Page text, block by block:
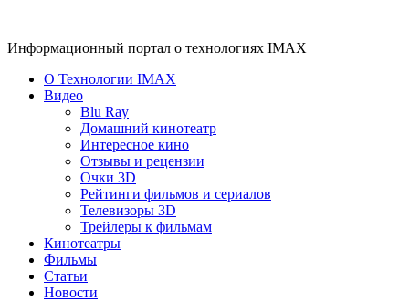
Информационный портал о технологиях IMAX
О Технологии IMAX
Видео
Blu Ray
Домашний кинотеатр
Интересное кино
Отзывы и рецензии
Очки 3D
Рейтинги фильмов и сериалов
Телевизоры 3D
Трейлеры к фильмам
Кинотеатры
Фильмы
Статьи
Новости